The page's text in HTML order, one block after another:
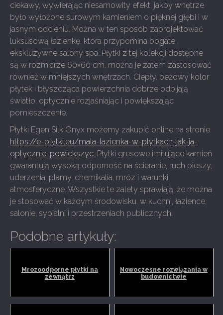
ciekawy, wywierając niesamowity efekt, jakby wnętrze
było wyłożone surowym kamieniem o pięknej głębi i w
jasnym odcieniu. Można w ten sposób zaprojektować
luksusową łazienkę, która przypomina bogate,
ekskluzywne salony spa. Płytki z tej kolekcji dostępne
są w rozmiarze 60×60 cm, można je zatem zastosować
również w mniejszych wnętrzach. Ciepły, beżowy kolor
płytek i błyszcząca powierzchnia dobrze odbijają
światło, optycznie rozjaśniając i powiększając
pomieszczenie.
Płytki Egen Silk Onyx możemy zakupić online na stronie
https://e-plytki.eu/mala-lazienka-w-plytkach-jak-ja-
optycznie-powiekszyc. Płytki gresowe imitujące kamień
gwarantują wysoką odporność na ścieranie, ruch pieszy,
uderzenia, plamy, chemikalia, mróz i warunki
atmosferyczne. Wszystkie te zalety sprawiają, że można
je stosować w każdym środowisku, w kuchni, łazience,
salonie, sypialni i przestrzeniach publicznych.
Podobne artykuły:
Mrozoodporne płytki na
zewnątrz
Nowoczesne rozwiązania w
budownictwie